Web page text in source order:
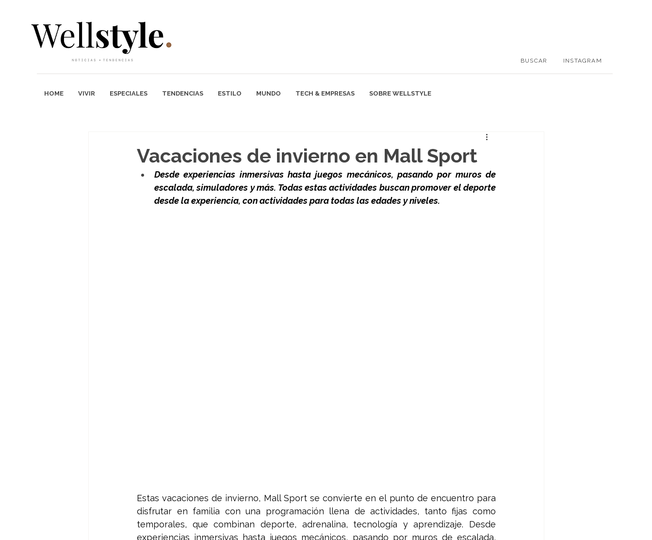
BUSCAR INSTAGRAM
HOME VIVIR ESPECIALES TENDENCIAS ESTILO MUNDO TECH & EMPRESAS SOBRE WELLSTYLE
Vacaciones de invierno en Mall Sport
Desde experiencias inmersivas hasta juegos mecánicos, pasando por muros de
escalada, simuladores y más. Todas estas actividades buscan promover el deporte
desde la experiencia, con actividades para todas las edades y niveles.
Estas vacaciones de invierno, Mall Sport se convierte en el punto de encuentro para
disfrutar en familia con una programación llena de actividades, tanto fijas como
temporales, que combinan deporte, adrenalina, tecnología y aprendizaje. Desde
experiencias inmersivas hasta juegos mecánicos, pasando por muros de escalada,